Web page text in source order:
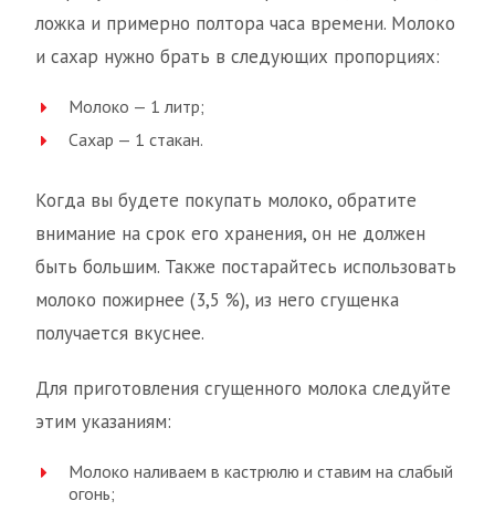
ложка и примерно полтора часа времени. Молоко
и сахар нужно брать в следующих пропорциях:
Молоко — 1 литр;
Сахар — 1 стакан.
Когда вы будете покупать молоко, обратите
внимание на срок его хранения, он не должен
быть большим. Также постарайтесь использовать
молоко пожирнее (3,5 %), из него сгущенка
получается вкуснее.
Для приготовления сгущенного молока следуйте
этим указаниям:
Молоко наливаем в кастрюлю и ставим на слабый
огонь;